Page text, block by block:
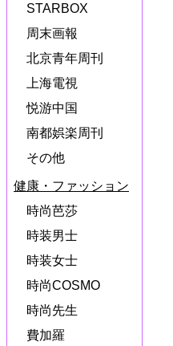
STARBOX
周末画報
北京青年周刊
上海電視
悦游中国
南都娯楽周刊
その他
健康・ファッション
時尚芭莎
時装男士
時装女士
時尚COSMO
時尚先生
費加羅